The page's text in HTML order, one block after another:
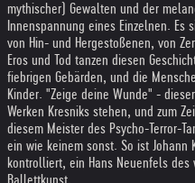
mythischer) Gewalten und der
Innenspannung eines Einzelnen. Es
von Hin- und Hergestoßenen, von
Eros und Tod tanzen diesen
fiebrigen Gebärden, und die
Kinder. "Zeige deine Wunde" -
Werken Kresniks stehen, und zum
diesem Meister des Psycho-Terror-
ein wie keinem sonst. So ist
kontrolliert, ein Hans Neuenfels